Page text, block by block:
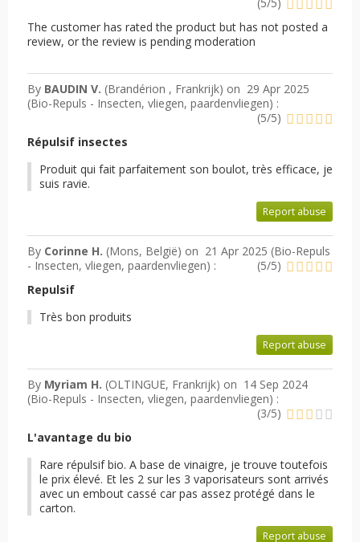
The customer has rated the product but has not posted a
review, or the review is pending moderation
By BAUDIN V. (Brandérion , Frankrijk) on 29 Apr 2025
(Bio-Repuls - Insecten, vliegen, paardenvliegen) :
(5/5)
Répulsif insectes
Produit qui fait parfaitement son boulot, très efficace, je
suis ravie.
Report abuse
By Corinne H. (Mons, België) on 21 Apr 2025 (Bio-Repuls
- Insecten, vliegen, paardenvliegen) : (5/5)
Repulsif
Très bon produits
Report abuse
By Myriam H. (OLTINGUE, Frankrijk) on 14 Sep 2024
(Bio-Repuls - Insecten, vliegen, paardenvliegen) :
(3/5)
L'avantage du bio
Rare répulsif bio. A base de vinaigre, je trouve toutefois
le prix élevé. Et les 2 sur les 3 vaporisateurs sont arrivés
avec un embout cassé car pas assez protégé dans le
carton.
Report abuse